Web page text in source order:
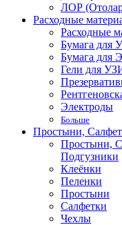
ЛОР
Расходные
Расходные
Бумага для
Бумага для
Гели для
Электроды
Больше
Простыни,
Простыни,
Подгузники
Клеёнки
Пеленки
Простыни
Салфетки
Чехлы